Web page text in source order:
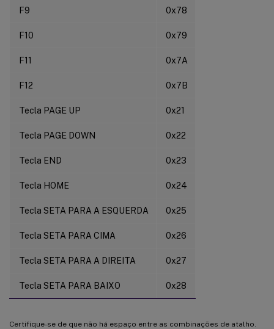
F9 0x78
F10 0x79
F11 0x7A
F12 0x7B
Tecla PAGE UP 0x21
Tecla PAGE DOWN 0x22
Tecla END 0x23
Tecla HOME 0x24
Tecla SETA PARA A ESQUERDA 0x25
Tecla SETA PARA CIMA 0x26
Tecla SETA PARA A DIREITA 0x27
Tecla SETA PARA BAIXO 0x28
Certifique-se de que não há espaço entre as combinações de atalho.